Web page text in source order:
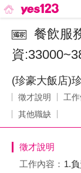
餐飲服
資
徵才說明 工
其他職缺
徵才說明
工作內容： 1.